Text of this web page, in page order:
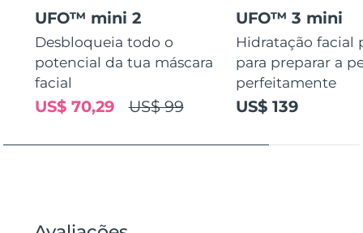
UFO™ mini 2
Desbloqueia todo o
potencial da tua máscara
facial
US$ 99
US$ 70,29
UFO™ 3 mini
Hidratação facial
para preparar a
perfeitamente
US$ 139